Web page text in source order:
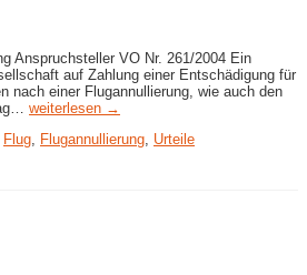
Anspruchsteller VO Nr. 261/2004 Ein
auf Zahlung einer Entschädigung für
nach einer Flugannullierung, wie auch den
weiterlesen →
Flug, Flugannullierung, Urteile